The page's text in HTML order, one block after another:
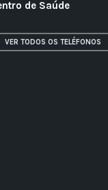
de Saúde
VER TODOS OS TELÉFONOS